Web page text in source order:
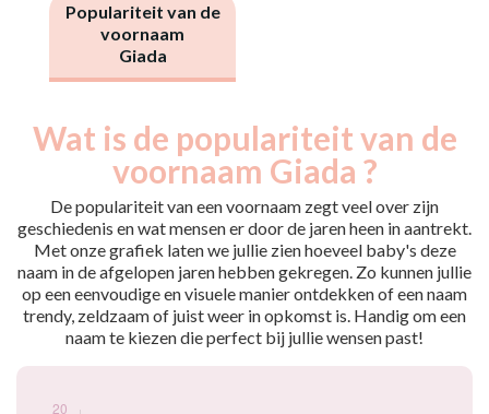
Populariteit van de
voornaam
Giada
Wat is de populariteit van de
voornaam Giada ?
De populariteit van een voornaam zegt veel over zijn
geschiedenis en wat mensen er door de jaren heen in aantrekt.
Met onze grafiek laten we jullie zien hoeveel baby's deze
naam in de afgelopen jaren hebben gekregen. Zo kunnen jullie
op een eenvoudige en visuele manier ontdekken of een naam
trendy, zeldzaam of juist weer in opkomst is. Handig om een
naam te kiezen die perfect bij jullie wensen past!
Année
Nouveaux-
nés
2010
10
2011
11
2012
12
2013
9
2015
10
2016
7
5